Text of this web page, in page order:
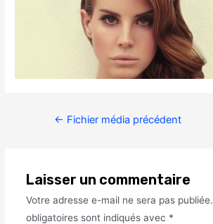
← Fichier média précédent
Laisser un commentaire
Votre adresse e-mail ne sera pas publiée.
obligatoires sont indiqués avec *